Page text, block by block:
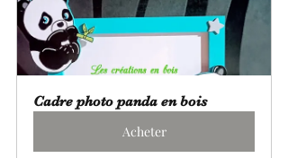
Cadre photo panda en bois
Acheter